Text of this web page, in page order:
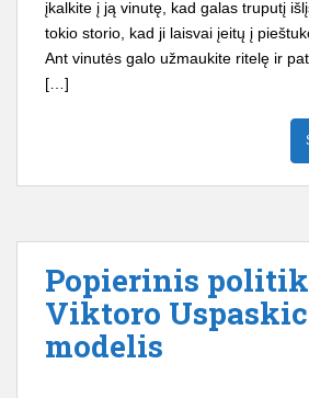
įkalkite į ją vinutę, kad galas truputį
tokio storio, kad ji laisvai įeitų į
Ant vinutės galo užmau­kite ritelę ir
[…]
Popierinis
Viktoro
modelis